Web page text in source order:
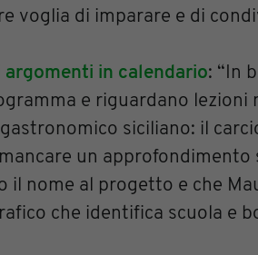
voglia di imparare e di
in calendario: “In
e riguardano lezioni
siciliano: il
un approfondimento
il nome al progetto e che
che identifica scuola e